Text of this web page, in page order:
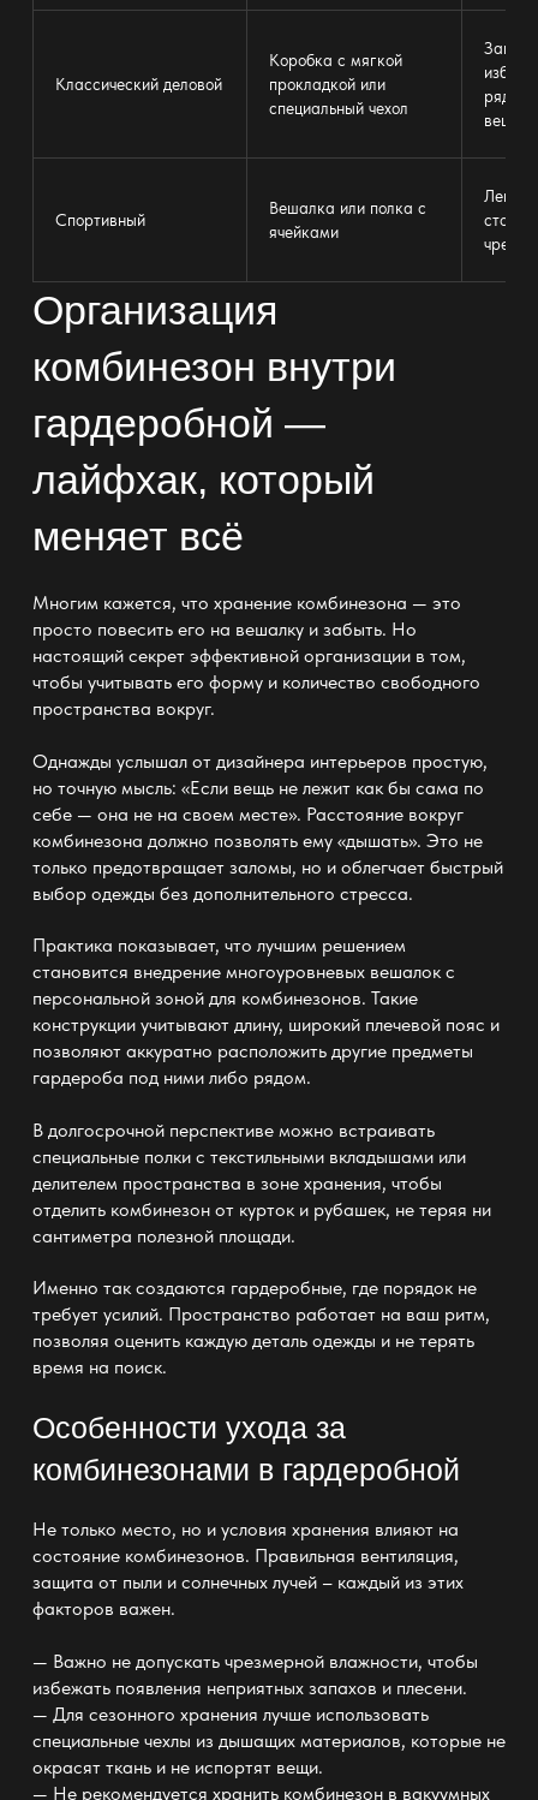
Классический деловой
Коробка с мягкой
прокладкой или
специальный чехол
рядом
Спортивный
Вешалка или полка с
ячейками
Легко
стоит
Организация
комбинезон внутри
гардеробной —
лайфхак, который
меняет всё
Многим кажется, что хранениекомбинезона — это
просто повесить его на вешалку и забыть. Но
настоящий секрет эффективной организациив том,
чтобы учитывать его форму и количество свободного
пространства вокруг.
Однажды услышал от дизайнера интерьеров простую,
но точную мысль: «Если вещь не лежит как бы сама по
себе — она не на своем месте». Расстояние вокруг
комбинезона должно позволять ему «дышать». Это не
только предотвращает заломы, но и облегчает быстрый
выбор одежды без дополнительного стресса.
Практика показывает, что лучшим решением
становится внедрение многоуровневых вешалок с
персональной зоной для комбинезонов. Такие
конструкции учитывают длину, широкий плечевой пояс и
позволяют аккуратно расположить другие предметы
гардероба под ними либо рядом.
В долгосрочной перспективе можно встраивать
специальные полки с текстильными вкладышами или
делителем пространства в зоне хранения, чтобы
отделить комбинезон от курток и рубашек, не теряя ни
сантиметра полезной площади.
Именно так создаются гардеробные, где порядок не
требует усилий. Пространство работает на ваш ритм,
позволяя оценить каждую деталь одежды и не терять
время на поиск.
Особенности ухода за
комбинезонами в гардеробной
Не только место, но и условия хранения влияют на
состояние комбинезонов. Правильная вентиляция,
защита от пыли и солнечных лучей – каждый из этих
факторов важен.
— Важно не допускать чрезмерной влажности, чтобы
избежать появления неприятных запахов и плесени.
— Для сезонного хранения лучше использовать
специальные чехлы из дышащих материалов, которые не
окрасят ткань и не испортят вещи.
— Не рекомендуется хранить комбинезон в вакуумных